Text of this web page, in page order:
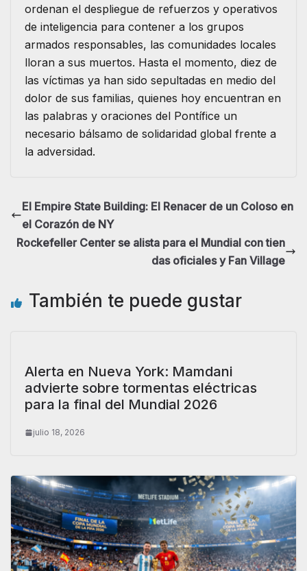
ordenan el despliegue de refuerzos y operativos
de inteligencia para contener a los grupos
armados responsables, las comunidades locales
lloran a sus muertos. Hasta el momento, diez de
las víctimas ya han sido sepultadas en medio del
dolor de sus familias, quienes hoy encuentran en
las palabras y oraciones del Pontífice un
necesario bálsamo de solidaridad global frente a
la adversidad.
El Empire State Building: El Renacer de un Coloso en
el Corazón de NY
Rockefeller Center se alista para el Mundial con tien
das oficiales y Fan Village
También te puede gustar
Alerta en Nueva York: Mamdani
advierte sobre tormentas eléctricas
para la final del Mundial 2026
julio 18, 2026